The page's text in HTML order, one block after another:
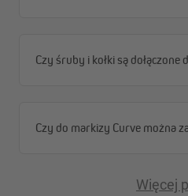
Czy śruby i kołki są dołączone
Czy do markizy Curve można
Więcej